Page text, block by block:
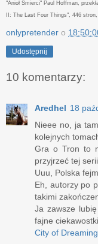
"Anioł Śmierci" Paul Hoffman,
II: The Last Four Things", 446
onlypretender o
Udostępnij
10 komentarzy:
Aredhel 18
Nieee no, ja
kolejnych
Gra o Tron to
przyjrzeć tej serii
Uuu, Polska
Eh, autorzy po
takimi
Ja zawsze
fajne
City of